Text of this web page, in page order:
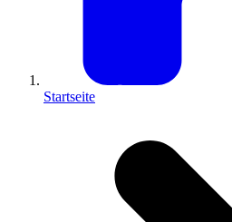
Startseite